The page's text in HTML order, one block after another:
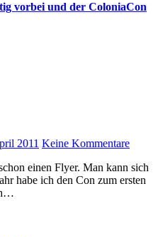
vorbei und der ColoniaCon
2011 Keine Kommentare
habe ich den Con zum ersten